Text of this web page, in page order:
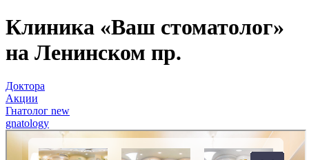
Клиника «Ваш стоматолог»
на Ленинском пр.
Доктора
Акции
Гнатолог new
gnatology